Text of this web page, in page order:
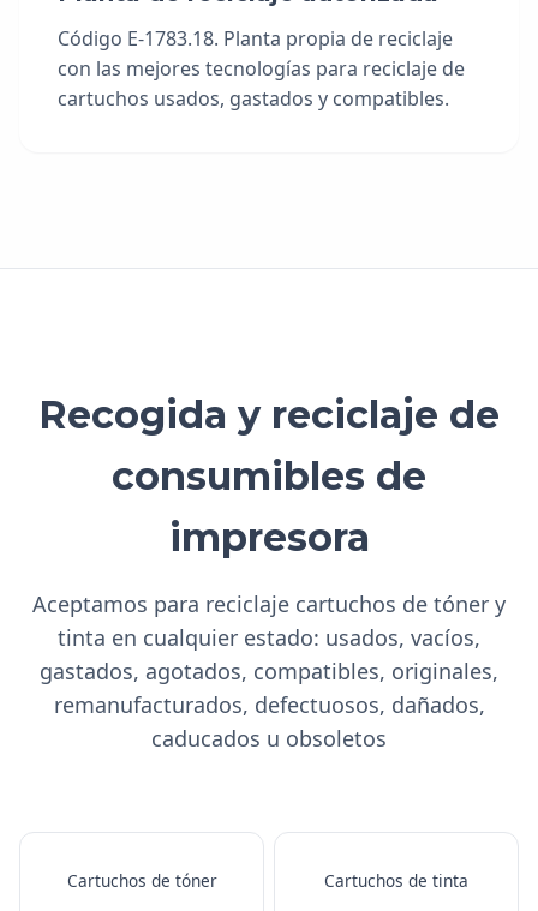
Código E-1783.18. Planta propia de reciclaje
con las mejores tecnologías para reciclaje de
cartuchos usados, gastados y compatibles.
Recogida y reciclaje de
consumibles de
impresora
Aceptamos para reciclaje cartuchos de tóner y
tinta en cualquier estado: usados, vacíos,
gastados, agotados, compatibles, originales,
remanufacturados, defectuosos, dañados,
caducados u obsoletos
Cartuchos de tóner Cartuchos de tinta